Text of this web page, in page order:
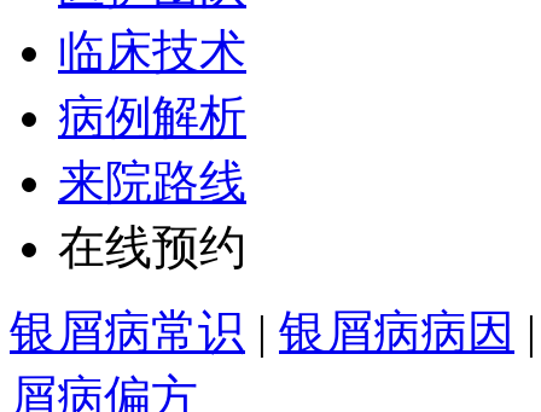
临床技术
病例解析
来院路线
在线预约
银屑病常识 | 银屑病病因
屑病偏方